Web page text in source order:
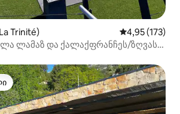
Trinité) საშუალო
4,95 (173)
ლამაზ და ქალაქფრანჩეს/ზღვას